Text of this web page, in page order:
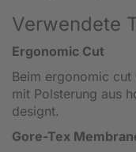
Verwendete
Ergonomic Cut
Beim ergonomic
mit Polsterung aus
designt.
Gore-Tex